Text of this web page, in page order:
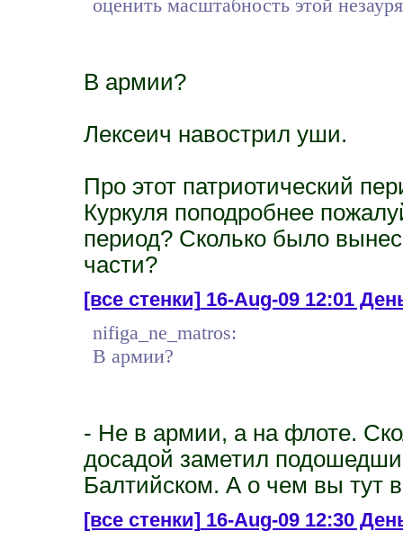
оценить масштабность этой
В армии?
Лексеич навострил уши.
Про этот патриотический
Куркуля поподробнее
период? Сколько было
части?
[все стенки]16-Aug-09 12:01
nifiga_ne_matros:
В армии?
- Не в армии, а на флоте.
досадой заметил
Балтийском. А о чем вы тут
[все стенки]16-Aug-09 12:30